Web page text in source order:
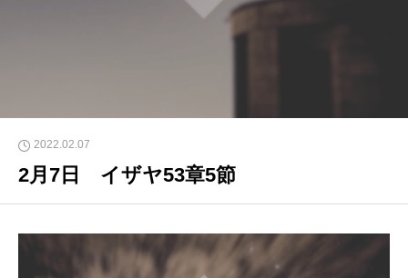
2022.02.07
2月7日 イザヤ53章5節